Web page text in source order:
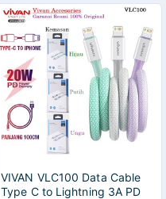
VIVAN VLC100 Data Cable
Type C to Lightning 3A PD